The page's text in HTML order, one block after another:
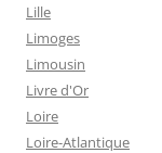
Lille
Limoges
Limousin
Livre d'Or
Loire
Loire-Atlantique